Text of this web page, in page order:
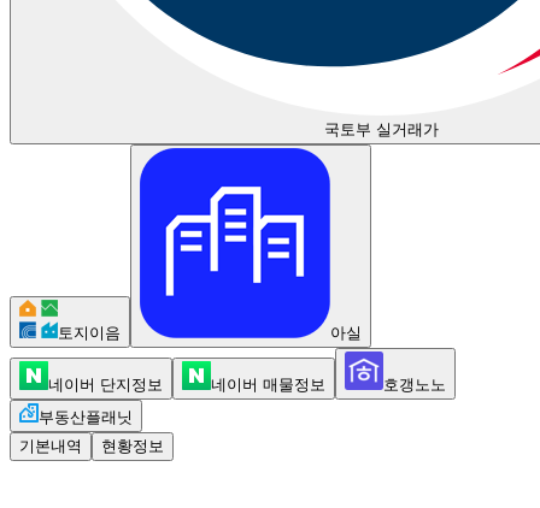
국토부 실거래가
토지이음 아실
네이버 단지정보 네이버 매물정보
호갱노노
부동산플래닛
기본내역
현황정보